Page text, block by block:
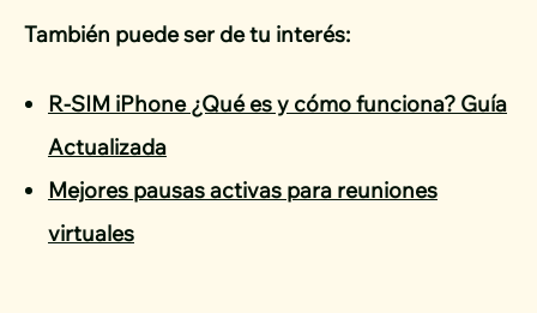
También puede ser de tu interés:
R-SIM iPhone ¿Qué es y cómo funciona? Guía
Actualizada
Mejores pausas activas para reuniones
virtuales